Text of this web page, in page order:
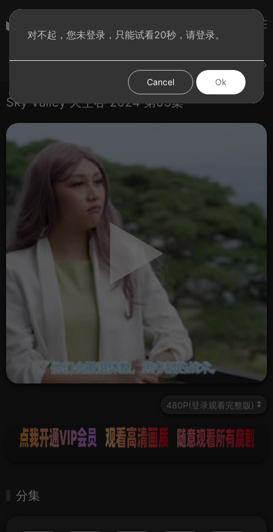
Sky Valley 天空谷 2024 第09集
分集
对不起，您未登录，只能试看20秒，请登录。
Cancel Ok